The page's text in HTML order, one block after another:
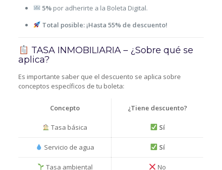
5% por adherirte a la Boleta Digital.
Total posible: ¡Hasta 55% de descuento!
TASA INMOBILIARIA – ¿Sobre qué se
aplica?
Es importante saber que el descuento se aplica sobre
conceptos específicos de tu boleta:
Concepto ¿Tiene descuento?
Tasa básica Sí
Servicio de agua Sí
Tasa ambiental No